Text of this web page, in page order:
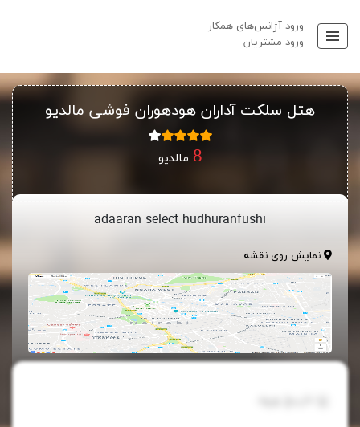
ورود آژانس‌های همکار
ورود مشتریان
هتل سلکت آداران هودهوران فوشی مالدیو
مالدیو
adaaran select hudhuranfushi
نمایش روی نقشه